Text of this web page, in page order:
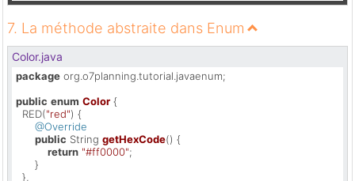
7. La méthode abstraite dans Enum
Color.java
package org.o7planning.tutorial.javaenum;
public enum Color {
  RED(
"red") {
@Override
public String getHexCode() {
return "#ff0000";
      }
  },